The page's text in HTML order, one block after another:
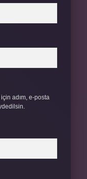
adım, e-posta